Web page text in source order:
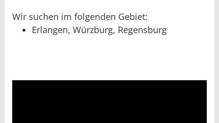
Wir suchen im folgenden Gebiet:
Erlangen, Würzburg, Regensburg